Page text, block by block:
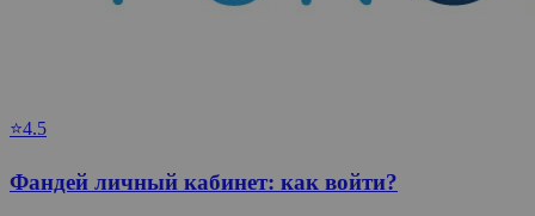
⭐4.5
Фандей личный кабинет: как войти?